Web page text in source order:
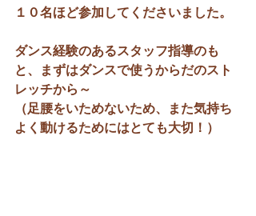
１０名ほど参加してくださいました。
ダンス経験のあるスタッフ指導のも
と、まずはダンスで使うからだのスト
レッチから～
（足腰をいためないため、また気持ち
よく動けるためにはとても大切！）